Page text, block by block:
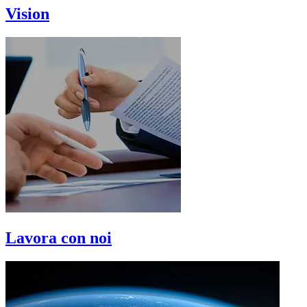
Vision
Lavora con noi